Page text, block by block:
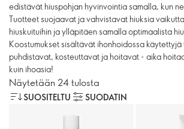
edistävät hiuspohjan hyvinvointia samalla, kun
Tuotteet suojaavat ja vahvistavat hiuksia
hiuskuituihin ja ylläpitäen samalla optimaalista
Koostumukset sisältävät ihonhoidossa
puhdistavat, kosteuttavat ja hoitavat - aika
kuin ihoasia!
Näytetään 24 tulosta
SUOSITELTU SUODATIN